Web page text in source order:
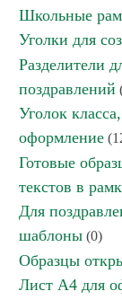
Школьные
Уголки для
Разделители
поздравлений
Уголок
оформление
Готовые
текстов в
Для
шаблоны (0)
Образцы
Лист А4 для